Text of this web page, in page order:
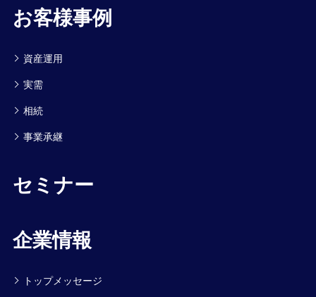
お客様事例
資産運用
実需
相続
事業承継
セミナー
企業情報
トップメッセージ